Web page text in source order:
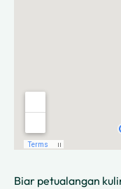
Biar petualangan